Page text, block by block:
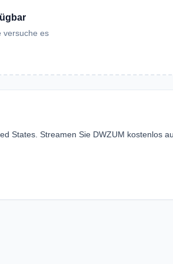
versuche es
States. Streamen Sie DWZUM kostenlos